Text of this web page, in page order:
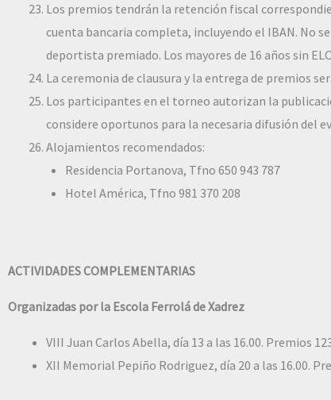
Los premios tendrán la retención fiscal
cuenta bancaria completa, incluyendo el IBAN. No
deportista premiado. Los mayores de 16 años sin
La ceremonia de clausura y la entrega de premios
Los participantes en el torneo autorizan la
considere oportunos para la necesaria difusión del
Alojamientos recomendados:
Residencia Portanova, Tfno 650 943 787
Hotel América, Tfno 981 370 208
ACTIVIDADES COMPLEMENTARIAS
Organizadas por la Escola Ferrolá de Xadrez
VIII Juan Carlos Abella, día 13 a las 16.00. Premios
XII Memorial Pepiño Rodriguez, día 20 a las 16.00.